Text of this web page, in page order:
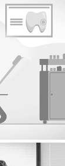
- Motion